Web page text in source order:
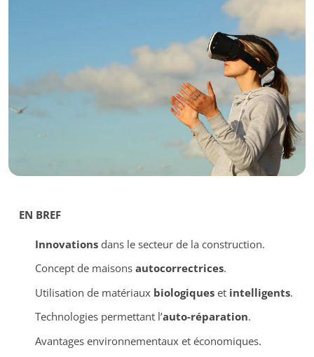
EN BREF
Innovationsdans le secteur de la construction.
Concept de maisons autocorrectrices.
Utilisation de matériaux biologiqueset intelligents.
Technologies permettant l’auto-réparation.
Avantages environnementaux et économiques.